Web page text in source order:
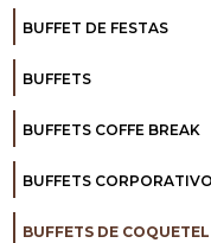
BUFFET DE FESTAS
BUFFETS
BUFFETS COFFE BREAK
BUFFETS
BUFFETS DE COQUETEL